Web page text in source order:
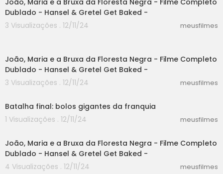
João, Maria e a Bruxa da Floresta Negra - Filme Completo
Dublado - Hansel & Gretel Get Baked -
3 Visualizações . 12/11/24
meusfilmes
João, Maria e a Bruxa da Floresta Negra - Filme Completo
Dublado - Hansel & Gretel Get Baked -
3 Visualizações . 12/11/24
meusfilmes
Batalha final: bolos gigantes da franquia
1 Visualizações . 12/11/24
meusfilmes
João, Maria e a Bruxa da Floresta Negra - Filme Completo
Dublado - Hansel & Gretel Get Baked -
4 Visualizações . 12/11/24
meusfilmes